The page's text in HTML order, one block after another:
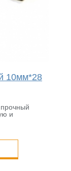
10мм*28
и